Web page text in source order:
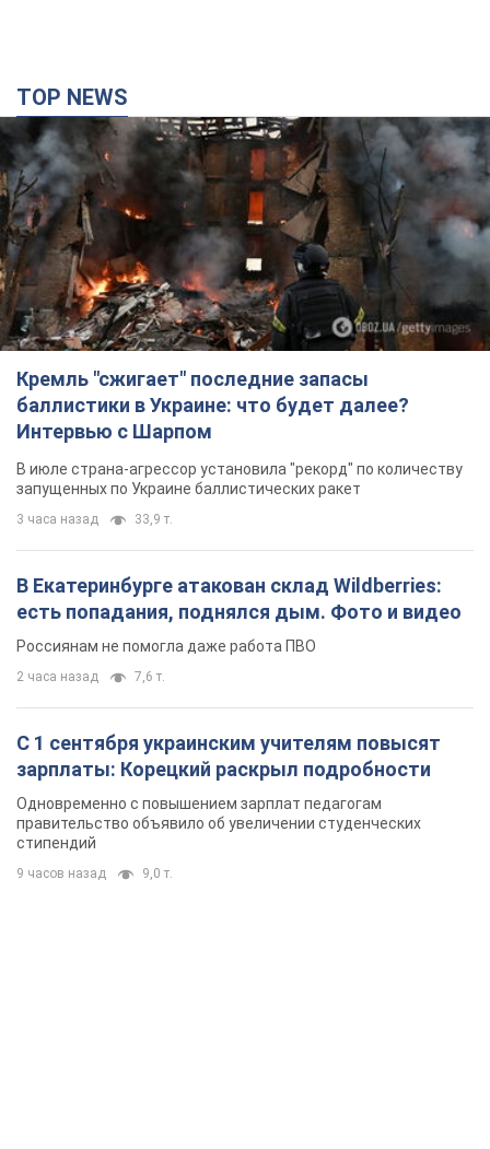
TOP NEWS
Кремль "сжигает" последние запасы
баллистики в Украине: что будет далее?
Интервью с Шарпом
В июле страна-агрессор установила "рекорд" по количеству
запущенных по Украине баллистических ракет
3 часа назад 33,9 т.
В Екатеринбурге атакован склад Wildberries:
есть попадания, поднялся дым. Фото и видео
Россиянам не помогла даже работа ПВО
2 часа назад 7,6 т.
С 1 сентября украинским учителям повысят
зарплаты: Корецкий раскрыл подробности
Одновременно с повышением зарплат педагогам
правительство объявило об увеличении студенческих
стипендий
9 часов назад 9,0 т.